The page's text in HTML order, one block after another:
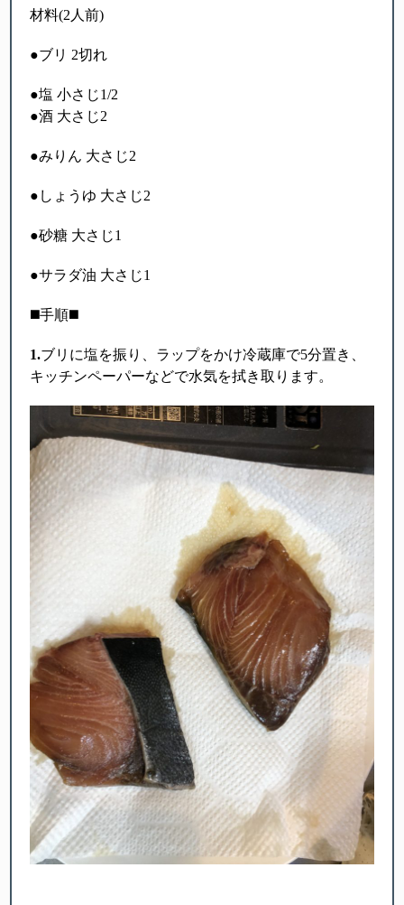
材料(2人前)
●ブリ 2切れ
●塩 小さじ1/2
●酒 大さじ2
●みりん 大さじ2
●しょうゆ 大さじ2
●砂糖 大さじ1
●サラダ油 大さじ1
◼️手順◼️
1.ブリに塩を振り、ラップをかけ冷蔵庫で5分置き、
キッチンペーパーなどで水気を拭き取ります。